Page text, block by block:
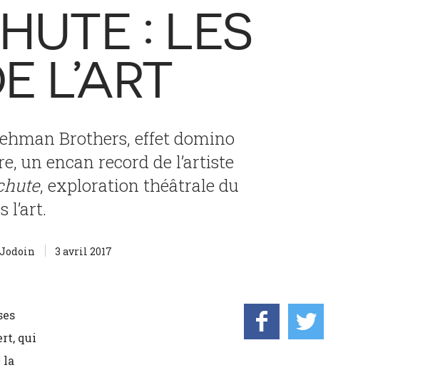
: LES
L’ART
Brothers, effet domino
un encan record de l’artiste
, exploration théâtrale du
l’art.
3 avril 2017
qui
la